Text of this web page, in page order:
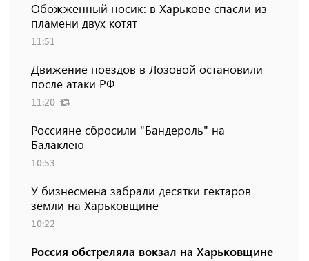
Обожженный носик: в Харькове спасли из
пламени двух котят
11:51
Движение поездов в Лозовой остановили
после атаки РФ
11:20
Россияне сбросили "Бандероль" на
Балаклею
10:53
У бизнесмена забрали десятки гектаров
земли на Харьковщине
10:22
Россия обстреляла вокзал на Харьковщине